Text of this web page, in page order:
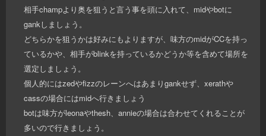
相手champより奥を狙うと言う事を頭に入れて、midやbotに
gankしましょう。
どちらかを狙うかは好みにもよりますが、味方のmidがCCを持っ
ているかや、相手がblinkを持っているかどうか等を含めて場所を
選定しましょう。
個人的にはzedやfizzのレーンへはあまりgankせず、xerathや
cassの場合にはmidへ行きましょう
botは味方がleonaやthesh、annieの場合は合わせてくれることが
多いので行きましょう。